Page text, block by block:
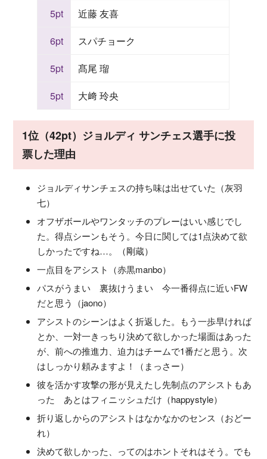
5pt
近藤 友喜
6pt
スパチョーク
5pt
髙尾 瑠
5pt
大﨑 玲央
1位（42pt）ジョルディ サンチェス選手に投
票した理由
ジョルディサンチェスの持ち味は出せていた（灰羽
七）
オフザボールやワンタッチのプレーはいい感じでし
た。得点シーンもそう。今日に関しては1点決めて欲
しかったですね…。（剛蔵）
一点目をアシスト（赤黒manbo）
パスがうまい 裏抜けうまい 今一番得点に近いFW
だと思う（jaono）
アシストのシーンはよく折返した。もう一歩早ければ
とか、一対一きっちり決めて欲しかった場面はあった
が、前への推進力、迫力はチームで1番だと思う。次
はしっかり頼みますよ！（まっさー）
彼を活かす攻撃の形が見えたし先制点のアシストもあ
った あとはフィニッシュだけ（happystyle）
折り返しからのアシストはなかなかのセンス（おどー
れ）
決めて欲しかった、ってのはホントそれはそう。でも